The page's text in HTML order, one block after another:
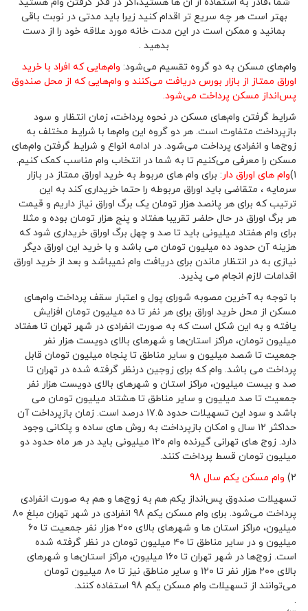
بهتر است هر چه سریع تر اقدام کنید زیرا باید مدتی در نوبت باقی
بمانید و ممکن است در این مدت خانه مورد علاقه خود را از دست
بدهید .
وام‌های مسکن به دو گروه تقسیم می‌شود:وام‌هایی که افراد با خرید
اوراق ممتاز از بازار بورس دریافت می‌کنند و وام‌هایی که از محل صندوق
پس‌انداز مسکن پرداخت می‌شود.
شرایط گرفتن وام‌های مسکن در نحوه پرداخت، زمان انتظار و سود
بازپرداخت متفاوت است. هر دو گروه این وام‌ها با شرایط مختلف به
زوج‌ها و انفرادی پرداخت می‌شود. در ادامه انواع و شرایط گرفتن وام‌های
مسکن را معرفی می‌کنیم تا به شما در انتخاب وام مناسب کمک کنیم.
وام های اوراق دار: برای وام های مربوط به خرید اوراق ممتاز در بازار
سرمایه ، متقاضی باید اوراق مربوطه را حتما خریداری کند به این
ترتیب که برای هر پانصد هزار تومان یک برگ اوراق نیاز داریم و قیمت
هر برگ اوراق در حال حلضر تقریبا هفتاد و پنج هزار تومان بوده و مثلا
برای وام هفتاد میلیونی باید تا صد و چهل برگ اوراق خریداری شود که
هزینه آن حدود ده میلیون تومان می باشد و با خرید این اوراق دیگر
نیازی به در انتظار ماندن برای دریافت وام نمیباشد و بعد از خرید اوراق
اقدامات لازم انجام می پذیرد.
با توجه به آخرین مصوبه شورای پول و اعتبار سقف پرداخت وام‌های
مسکن از محل خرید اوراق برای هر نفر تا ده میلیون تومان افزایش
یافته و به این شکل است که به صورت انفرادی در شهر تهران تا هفتاد
میلیون تومان، مراکز استان‌ها و شهرهای بالای دویست هزار نفر
جمعیت تا شصد میلیون و سایر مناطق تا پنجاه میلیون تومان قابل
پرداخت می باشد. وام که برای زوجین درنظر گرفته شده در تهران تا
صد و بیست میلیون، مراکز استان و شهرهای بالای دویست هزار نفر
جمعیت تا صد میلیون و سایر مناطق تا هشتاد میلیون تومان می
باشد و سود این تسهیلات حدود ۱۷.۵ درصد است. زمان بازپرداخت آن
حداکثر ۱۲ سال و امکان بازپرداخت به روش ‌های ساده و پلکانی وجود
دارد. زوج های تهرانی گیرنده وام ۱۲۰ میلیونی باید در هر ماه حدود دو
میلیون تومان قسط پرداخت کنند.
وام مسکن یکم سال 98
تسهیلات صندوق پس‌انداز یکم هم به زوج‌ها و هم به صورت انفرادی
پرداخت می‌شود. برای وام مسکن یکم 98 انفرادی در شهر تهران مبلغ ۸۰
میلیون، مراکز استان ‌ها و شهرهای بالای ۲۰۰ هزار نفر جمعیت تا ۶۰
میلیون و در سایر مناطق تا ۴۰ میلیون تومان در نظر گرفته شده
است. زوج‌ها در شهر تهران تا ۱۶۰ میلیون، مراکز استان‌ها و شهرهای
بالای ۲۰۰ هزار نفر تا ۱۲۰ و سایر مناطق نیز تا ۸۰ میلیون تومان
می‌توانند از تسهیلات وام مسکن یکم 98 استفاده کنند.